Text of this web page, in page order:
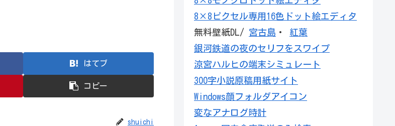
はてブ
コピー
shuichi
8×8ピクセル専用16色ドット絵エディタ
無料壁紙DL/ 宮古島 ・ 紅葉
銀河鉄道の夜のセリフをスワイプ
涼宮ハルヒの端末シミュレート
300字小説原稿用紙サイト
Windows顔フォルダアイコン
変なアナログ時計